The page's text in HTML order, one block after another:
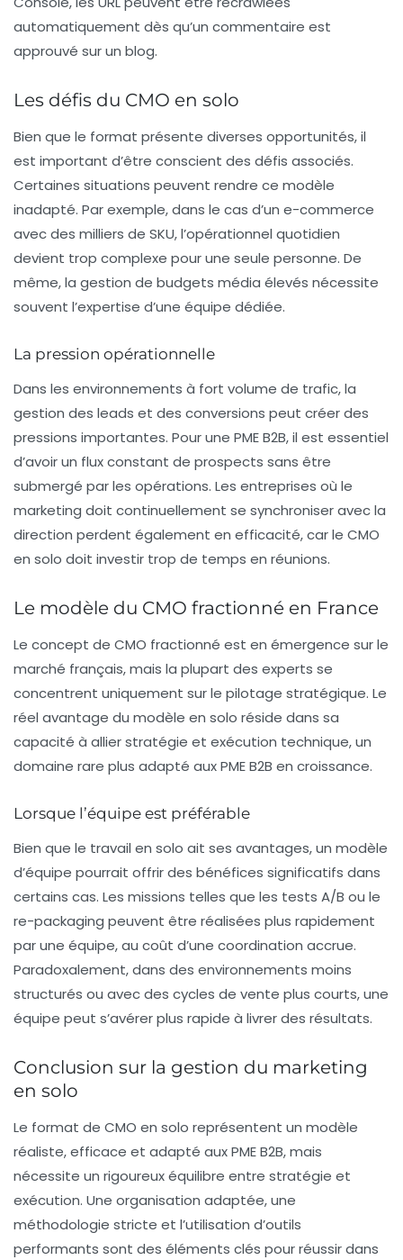
automatiquement dès qu’un commentaire est
approuvé sur un blog.
Les défis du CMO en solo
Bien que le format présente diverses opportunités, il
est important d’être conscient des défis associés.
Certaines situations peuvent rendre ce modèle
inadapté. Par exemple, dans le cas d’un e-commerce
avec des milliers de SKU, l’opérationnel quotidien
devient trop complexe pour une seule personne. De
même, la gestion de budgets média élevés nécessite
souvent l’expertise d’une équipe dédiée.
La pression opérationnelle
Dans les environnements à fort volume de trafic, la
gestion des leads et des conversions peut créer des
pressions importantes. Pour une PME B2B, il est essentiel
d’avoir un flux constant de prospects sans être
submergé par les opérations. Les entreprises où le
marketing doit continuellement se synchroniser avec la
direction perdent également en efficacité, car le CMO
en solo doit investir trop de temps en réunions.
Le modèle du CMO fractionné en France
Le concept de CMO fractionné est en émergence sur le
marché français, mais la plupart des experts se
concentrent uniquement sur le pilotage stratégique. Le
réel avantage du modèle en solo réside dans sa
capacité à allier stratégie et exécution technique, un
domaine rare plus adapté aux PME B2B en croissance.
Lorsque l’équipe est préférable
Bien que le travail en solo ait ses avantages, un modèle
d’équipe pourrait offrir des bénéfices significatifs dans
certains cas. Les missions telles que les tests A/B ou le
re-packaging peuvent être réalisées plus rapidement
par une équipe, au coût d’une coordination accrue.
Paradoxalement, dans des environnements moins
structurés ou avec des cycles de vente plus courts, une
équipe peut s’avérer plus rapide à livrer des résultats.
Conclusion sur la gestion du marketing
en solo
Le format de CMO en solo représentent un modèle
réaliste, efficace et adapté aux PME B2B, mais
nécessite un rigoureux équilibre entre stratégie et
exécution. Une organisation adaptée, une
méthodologie stricte et l’utilisation d’outils
performants sont des éléments clés pour réussir dans